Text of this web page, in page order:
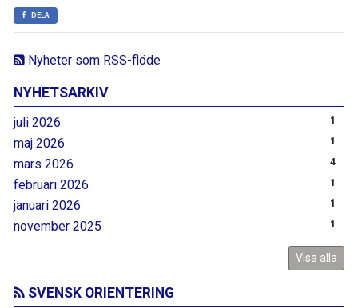
Nyheter som RSS-flöde
NYHETSARKIV
juli 2026 1
maj 2026 1
mars 2026 4
februari 2026 1
januari 2026 1
november 2025 1
Visa alla
DELA
SVENSK ORIENTERING